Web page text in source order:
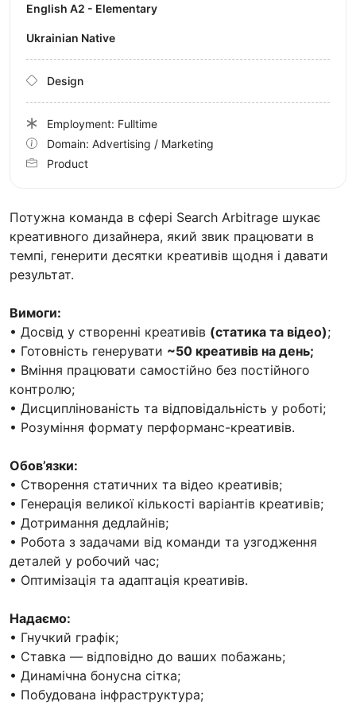
Потужна команда в сфері Search Arbitrage шукає
креативного дизайнера, який звик працювати в
темпі, генерити десятки креативів щодня і давати
результат.
Вимоги:
• Досвід у створенні креативів (статика та відео);
• Готовність генерувати ~50 креативів на день;
• Вміння працювати самостійно без постійного
контролю;
• Дисциплінованість та відповідальність у роботі;
• Розуміння формату перформанс-креативів.
Обов’язки:
• Створення статичних та відео креативів;
• Генерація великої кількості варіантів креативів;
• Дотримання дедлайнів;
• Робота з задачами від команди та узгодження
деталей у робочий час;
• Оптимізація та адаптація креативів.
Надаємо:
• Гнучкий графік;
• Ставка — відповідно до ваших побажань;
• Динамічна бонусна сітка;
• Побудована інфраструктура;
English A2 - Elementary
Ukrainian Native
Design
Employment: Fulltime
Domain: Advertising / Marketing
Product